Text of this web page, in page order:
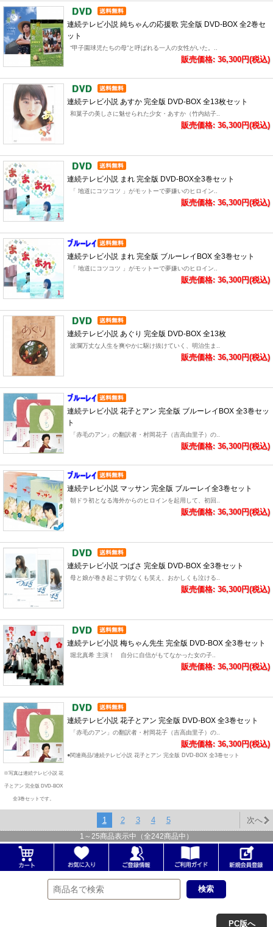
連続テレビ小説 純ちゃんの応援歌 完全版 DVD-BOX 全2巻セ
ット
“甲子園球児たちの母”と呼ばれる一人の女性がいた。..
販売価格: 36,300円(税込)
連続テレビ小説 あすか 完全版 DVD-BOX 全13枚セット
和菓子の美しさに魅せられた少女・あすか（竹内結子..
販売価格: 36,300円(税込)
連続テレビ小説 まれ 完全版 DVD-BOX全3巻セット
「 地道にコツコツ 」がモットーで夢嫌いのヒロイン..
販売価格: 36,300円(税込)
連続テレビ小説 まれ 完全版 ブルーレイBOX 全3巻セット
「 地道にコツコツ 」がモットーで夢嫌いのヒロイン..
販売価格: 36,300円(税込)
連続テレビ小説 あぐり 完全版 DVD-BOX 全13枚
波瀾万丈な人生を爽やかに駆け抜けていく、明治生ま..
販売価格: 36,300円(税込)
連続テレビ小説 花子とアン 完全版 ブルーレイBOX 全3巻セッ
ト
「赤毛のアン」の翻訳者・村岡花子（吉高由里子）の..
販売価格: 36,300円(税込)
連続テレビ小説 マッサン 完全版 ブルーレイ全3巻セット
朝ドラ初となる海外からのヒロインを起用して、初回..
販売価格: 36,300円(税込)
連続テレビ小説 つばさ 完全版 DVD-BOX 全3巻セット
母と娘が巻き起こす切なくも笑え、おかしくも泣ける..
販売価格: 36,300円(税込)
連続テレビ小説 梅ちゃん先生 完全版 DVD-BOX 全3巻セット
堀北真希 主演！ 自分に自信がもてなかった女の子..
販売価格: 36,300円(税込)
※写真は連続テレビ小説 花
子とアン 完全版 DVD-BOX
全3巻セットです。
連続テレビ小説 花子とアン 完全版 DVD-BOX 全3巻セット
「赤毛のアン」の翻訳者・村岡花子（吉高由里子）の..
販売価格: 36,300円(税込)
●関連商品/連続テレビ小説 花子とアン 完全版 DVD-BOX 全3巻セット
1 2 3 4 5 次へ
1 ～ 25商品表示中（全242商品中）
PC版へ